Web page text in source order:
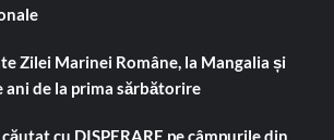
Zilei Marinei Române, la Mangalia și
ani de la prima sărbătorire
cu DISPERARE pe câmpurile din